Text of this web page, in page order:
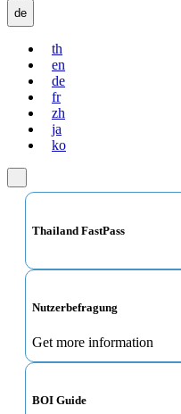
de
th
en
de
fr
zh
ja
ko
Thailand FastPass
Nutzerbefragung
Get more information
BOI Guide